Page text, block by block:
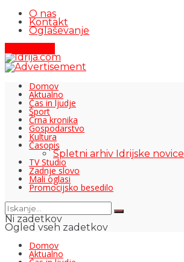
O nas
Kontakt
Oglaševanje
Domov
Aktualno
Čas in ljudje
Šport
Črna kronika
Gospodarstvo
Kultura
Časopis
Spletni arhiv Idrijske novice
TV Studio
Zadnje slovo
Mali oglasi
Promocijsko besedilo
Ni zadetkov
Ogled vseh zadetkov
Domov
Aktualno